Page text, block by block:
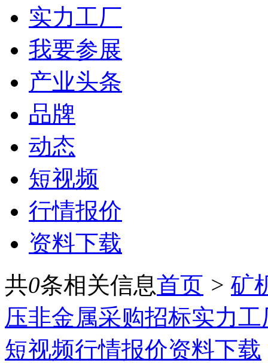
实力工厂
我要参展
产业头条
品牌
动态
短视频
行情报价
资料下载
共0条相关信息首页 > 矿
压非金属采购招标实力工
短视频行情报价资料下载